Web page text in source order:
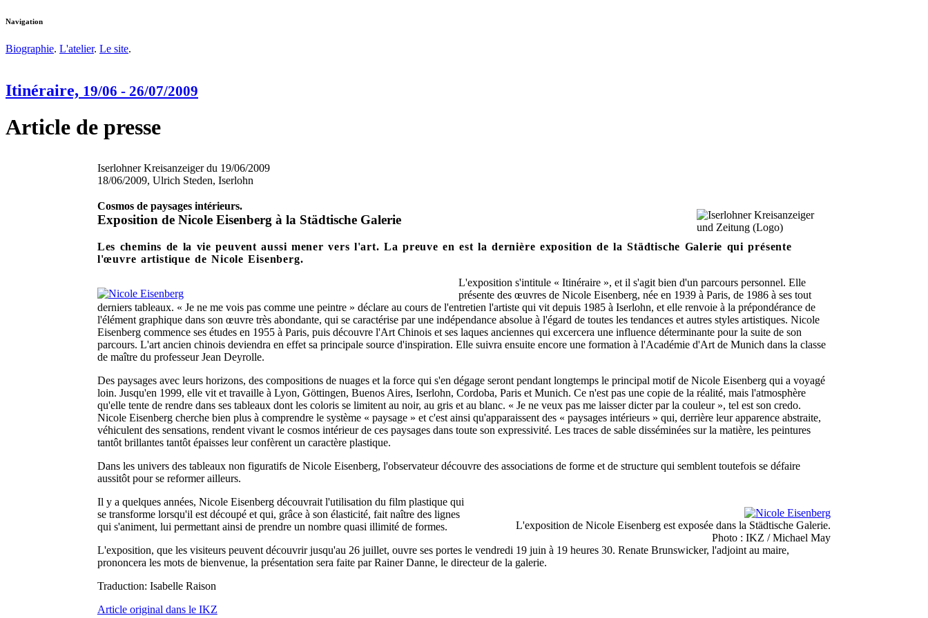
Navigation
Biographie. L'atelier. Le site.
Itinéraire, 19/06 - 26/07/2009
Article de presse
Iserlohner Kreisanzeiger du 19/06/2009
18/06/2009, Ulrich Steden, Iserlohn
Cosmos de paysages intérieurs.
Exposition de Nicole Eisenberg à la Städtische Galerie
Les chemins de la vie peuvent aussi mener vers l'art. La preuve en est la dernière exposition de la Städtische Galerie qui présente
l'œuvre artistique de Nicole Eisenberg.
L'exposition s'intitule « Itinéraire », et il s'agit bien d'un parcours personnel. Elle
présente des œuvres de Nicole Eisenberg, née en 1939 à Paris, de 1986 à ses tout
derniers tableaux. « Je ne me vois pas comme une peintre » déclare au cours de l'entretien l'artiste qui vit depuis 1985 à Iserlohn, et elle renvoie à la prépondérance de
l'élément graphique dans son œuvre très abondante, qui se caractérise par une indépendance absolue à l'égard de toutes les tendances et autres styles artistiques. Nicole
Eisenberg commence ses études en 1955 à Paris, puis découvre l'Art Chinois et ses laques anciennes qui excercera une influence déterminante pour la suite de son
parcours. L'art ancien chinois deviendra en effet sa principale source d'inspiration. Elle suivra ensuite encore une formation à l'Académie d'Art de Munich dans la classe
de maître du professeur Jean Deyrolle.
Des paysages avec leurs horizons, des compositions de nuages et la force qui s'en dégage seront pendant longtemps le principal motif de Nicole Eisenberg qui a voyagé
loin. Jusqu'en 1999, elle vit et travaille à Lyon, Göttingen, Buenos Aires, Iserlohn, Cordoba, Paris et Munich. Ce n'est pas une copie de la réalité, mais l'atmosphère
qu'elle tente de rendre dans ses tableaux dont les coloris se limitent au noir, au gris et au blanc. « Je ne veux pas me laisser dicter par la couleur », tel est son credo.
Nicole Eisenberg cherche bien plus à comprendre le système « paysage » et c'est ainsi qu'apparaissent des « paysages intérieurs » qui, derrière leur apparence abstraite,
véhiculent des sensations, rendent vivant le cosmos intérieur de ces paysages dans toute son expressivité. Les traces de sable disséminées sur la matière, les peintures
tantôt brillantes tantôt épaisses leur confèrent un caractère plastique.
Dans les univers des tableaux non figuratifs de Nicole Eisenberg, l'observateur découvre des associations de forme et de structure qui semblent toutefois se défaire
aussitôt pour se reformer ailleurs.
L'exposition de Nicole Eisenberg est exposée dans la Städtische Galerie.
Photo : IKZ / Michael May
Il y a quelques années, Nicole Eisenberg découvrait l'utilisation du film plastique qui
se transforme lorsqu'il est découpé et qui, grâce à son élasticité, fait naître des lignes
qui s'animent, lui permettant ainsi de prendre un nombre quasi illimité de formes.
L'exposition, que les visiteurs peuvent découvrir jusqu'au 26 juillet, ouvre ses portes le vendredi 19 juin à 19 heures 30. Renate Brunswicker, l'adjoint au maire,
prononcera les mots de bienvenue, la présentation sera faite par Rainer Danne, le directeur de la galerie.
Traduction: Isabelle Raison
Article original dans le IKZ